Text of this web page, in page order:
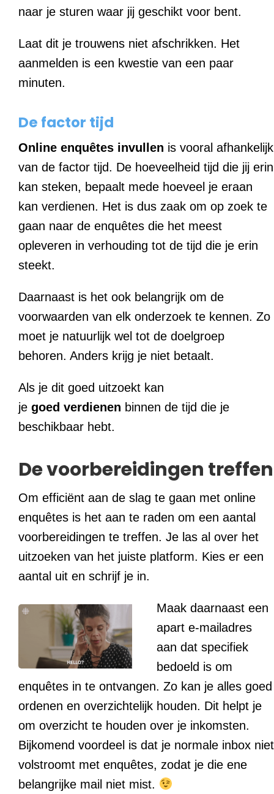
naar je sturen waar jij geschikt voor bent.
Laat dit je trouwens niet afschrikken. Het
aanmelden is een kwestie van een paar
minuten.
De factor tijd
Online enquêtes invullen is vooral afhankelijk
van de factor tijd. De hoeveelheid tijd die jij erin
kan steken, bepaalt mede hoeveel je eraan
kan verdienen. Het is dus zaak om op zoek te
gaan naar de enquêtes die het meest
opleveren in verhouding tot de tijd die je erin
steekt.
Daarnaast is het ook belangrijk om de
voorwaarden van elk onderzoek te kennen. Zo
moet je natuurlijk wel tot de doelgroep
behoren. Anders krijg je niet betaalt.
Als je dit goed uitzoekt kan
je goed verdienen binnen de tijd die je
beschikbaar hebt.
De voorbereidingen treffen
Om efficiënt aan de slag te gaan met online
enquêtes is het aan te raden om een aantal
voorbereidingen te treffen. Je las al over het
uitzoeken van het juiste platform. Kies er een
aantal uit en schrijf je in.
Maak daarnaast een
apart e-mailadres
aan dat specifiek
bedoeld is om
enquêtes in te ontvangen. Zo kan je alles goed
ordenen en overzichtelijk houden. Dit helpt je
om overzicht te houden over je inkomsten.
Bijkomend voordeel is dat je normale inbox niet
volstroomt met enquêtes, zodat je die ene
belangrijke mail niet mist.